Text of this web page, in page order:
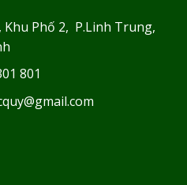
Khu Phố 2, P.Linh Trung,
801